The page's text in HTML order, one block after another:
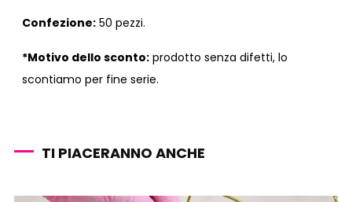
Confezione: 50 pezzi.
*Motivo dello sconto: prodotto senza difetti, lo
scontiamo per fine serie.
TI PIACERANNO ANCHE